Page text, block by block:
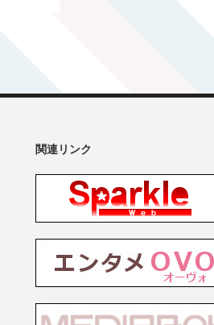
関連リンク